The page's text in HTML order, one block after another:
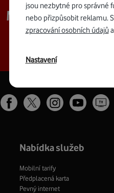
Mějte přehled o
Facebook
profil
InstagramYoutube
profil
Nabídka služeb
Mobilní tarify
Předplacená karta
Pevný internet
jsou nezbytné pro správné
nebo přizpůsobit reklamu.
zpracování osobních údajů
Nastavení